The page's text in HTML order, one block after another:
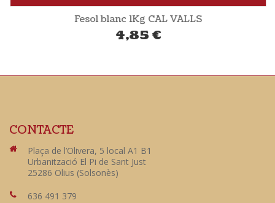
Fesol blanc 1Kg CAL VALLS
4,85€
CONTACTE
Plaça de l’Olivera, 5 local A1 B1
Urbanització El Pi de Sant Just
25286 Olius (Solsonès)
636 491 379